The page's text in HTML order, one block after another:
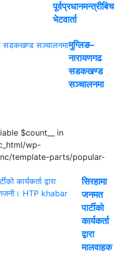
पूर्वप्रधानमन्त्रीबिच
भेटवार्ता
मुग्लिङ–
नारायणगढ
सडकखण्ड
सञ्चालनमा
$count__ in
wp-
template-parts/popular-
सिरहामा
जनमत
पार्टीको
कार्यकर्ता
द्वारा
मालवाहक